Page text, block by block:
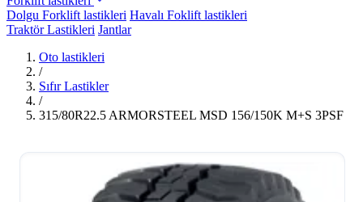
Dolgu Forklift lastikleri Havalı Foklift lastikleri
Traktör Lastikleri Jantlar
Oto lastikleri
/
Sıfır Lastikler
/
315/80R22.5 ARMORSTEEL MSD 156/150K M+S 3PSF